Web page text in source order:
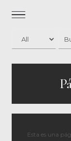
Esta es una